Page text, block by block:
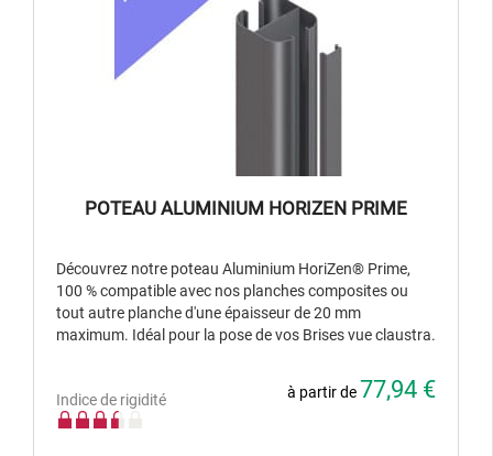
POTEAU ALUMINIUM HORIZEN PRIME
Découvrez notre poteau Aluminium HoriZen® Prime,
100 % compatible avec nos planches composites ou
tout autre planche d'une épaisseur de 20 mm
maximum. Idéal pour la pose de vos Brises vue claustra.
Indice de rigidité à partir de77,94 €